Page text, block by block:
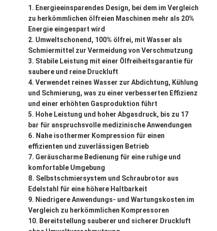
Energieeinsparendes Design, bei dem im Vergleich
zu herkömmlichen ölfreien Maschinen mehr als 20%
Energie eingespart wird
Umweltschonend, 100% ölfrei, mit Wasser als
Schmiermittel zur Vermeidung von Verschmutzung
Stabile Leistung mit einer Ölfreiheitsgarantie für
saubere und reine Druckluft
Verwendet reines Wasser zur Abdichtung, Kühlung
und Schmierung, was zu einer verbesserten Effizienz
und einer erhöhten Gasproduktion führt
Hohe Leistung und hoher Abgasdruck, bis zu 17
bar für anspruchsvolle medizinische Anwendungen
Nahe isothermer Kompression für einen
effizienten und zuverlässigen Betrieb
Geräuscharme Bedienung für eine ruhige und
komfortable Umgebung
Selbstschmiersystem und Schraubrotor aus
Edelstahl für eine höhere Haltbarkeit
Niedrigere Anwendungs- und Wartungskosten im
Vergleich zu herkömmlichen Kompressoren
Bereitstellung sauberer und sicherer Druckluft